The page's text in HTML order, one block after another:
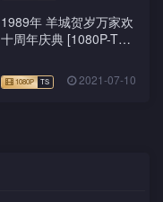
1989年 羊城贺岁万家欢
十周年庆典 [1080P-TS
2021-07-10